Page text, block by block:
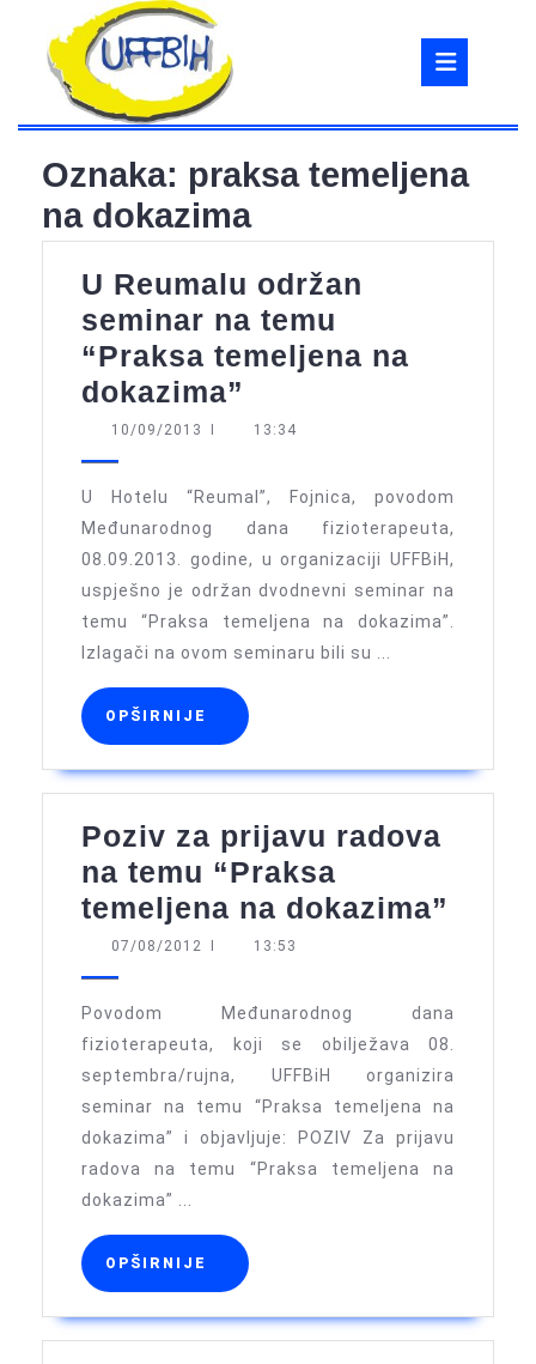
content
Oznaka: praksa temeljena
na dokazima
U Reumalu održan
seminar na temu
“Praksa temeljena na
dokazima”
Reumalu
seminar
na
temu
“Praksa
temeljena
dokazima”
10/09/2013 10/09/2013
I 13:34
U Hotelu “Reumal”, Fojnica, povodom
Međunarodnog dana fizioterapeuta,
08.09.2013. godine, u organizaciji UFFBiH,
uspješno je održan dvodnevni seminar na
temu “Praksa temeljena na dokazima”.
Izlagači na ovom seminaru bili su ...
OPŠIRNIJE OPŠIRNIJE
Poziv za prijavu radova
na temu “Praksa
temeljena na dokazima”
na
temu
07/08/2012 07/08/2012
I 13:53
Povodom Međunarodnog dana
fizioterapeuta, koji se obilježava 08.
septembra/rujna, UFFBiH organizira
seminar na temu “Praksa temeljena na
dokazima” i objavljuje: POZIV Za prijavu
radova na temu “Praksa temeljena na
dokazima” ...
OPŠIRNIJE OPŠIRNIJE